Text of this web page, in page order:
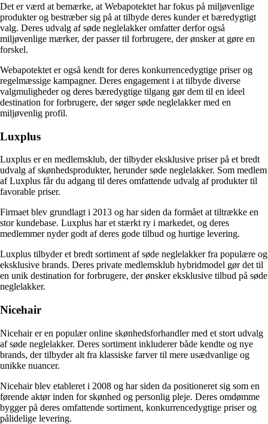
Det er værd at bemærke, at Webapotektet har fokus på miljøvenlige
produkter og bestræber sig på at tilbyde deres kunder et bæredygtigt
valg. Deres udvalg af søde neglelakker omfatter derfor også
miljøvenlige mærker, der passer til forbrugere, der ønsker at gøre en
forskel.
Webapotektet er også kendt for deres konkurrencedygtige priser og
regelmæssige kampagner. Deres engagement i at tilbyde diverse
valgmuligheder og deres bæredygtige tilgang gør dem til en ideel
destination for forbrugere, der søger søde neglelakker med en
miljøvenlig profil.
Luxplus
Luxplus er en medlemsklub, der tilbyder eksklusive priser på et bredt
udvalg af skønhedsprodukter, herunder søde neglelakker. Som medlem
af Luxplus får du adgang til deres omfattende udvalg af produkter til
favorable priser.
Firmaet blev grundlagt i 2013 og har siden da formået at tiltrække en
stor kundebase. Luxplus har et stærkt ry i markedet, og deres
medlemmer nyder godt af deres gode tilbud og hurtige levering.
Luxplus tilbyder et bredt sortiment af søde neglelakker fra populære og
eksklusive brands. Deres private medlemsklub hybridmodel gør det til
en unik destination for forbrugere, der ønsker eksklusive tilbud på søde
neglelakker.
Nicehair
Nicehair er en populær online skønhedsforhandler med et stort udvalg
af søde neglelakker. Deres sortiment inkluderer både kendte og nye
brands, der tilbyder alt fra klassiske farver til mere usædvanlige og
unikke nuancer.
Nicehair blev etableret i 2008 og har siden da positioneret sig som en
førende aktør inden for skønhed og personlig pleje. Deres omdømme
bygger på deres omfattende sortiment, konkurrencedygtige priser og
pålidelige levering.